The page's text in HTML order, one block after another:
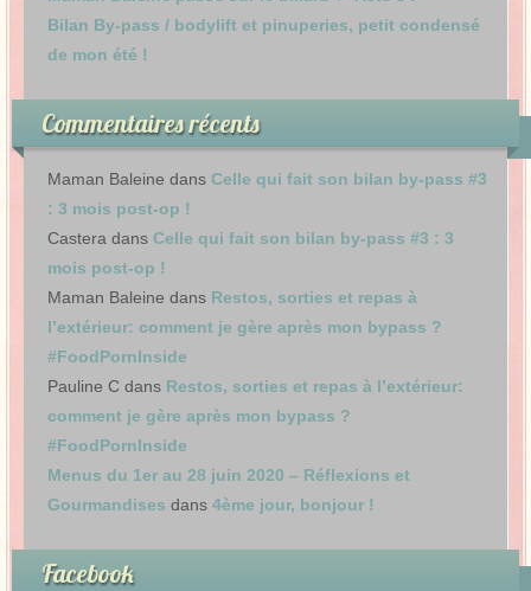
Bilan By-pass / bodylift et pinuperies, petit condensé
de mon été !
Commentaires récents
Maman Baleine dans Celle qui fait son bilan by-pass #3
: 3 mois post-op !
Castera dans Celle qui fait son bilan by-pass #3 : 3
mois post-op !
Maman Baleine dans Restos, sorties et repas à
l’extérieur: comment je gère après mon bypass ?
#FoodPornInside
Pauline C dans Restos, sorties et repas à l’extérieur:
comment je gère après mon bypass ?
#FoodPornInside
Menus du 1er au 28 juin 2020 – Réflexions et
Gourmandises dans 4ème jour, bonjour !
Facebook